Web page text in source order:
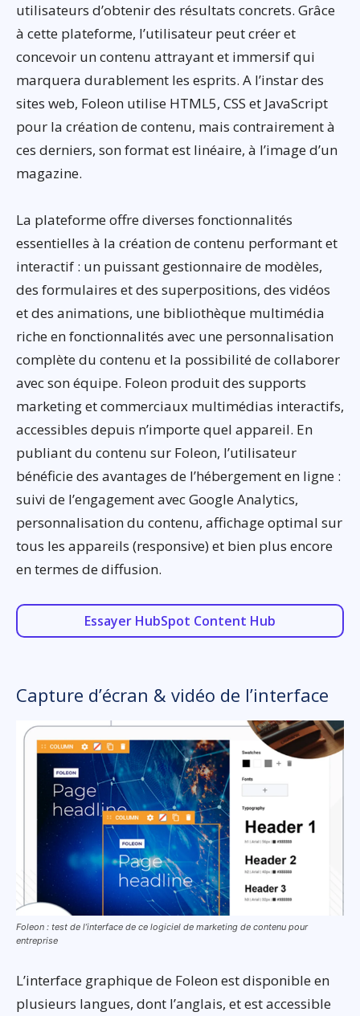
utilisateurs d’obtenir des résultats concrets. Grâce
à cette plateforme, l’utilisateur peut créer et
concevoir un contenu attrayant et immersif qui
marquera durablement les esprits. A l’instar des
sites web, Foleon utilise HTML5, CSS et JavaScript
pour la création de contenu, mais contrairement à
ces derniers, son format est linéaire, à l’image d’un
magazine.
La plateforme offre diverses fonctionnalités
essentielles à la création de contenu performant et
interactif : un puissant gestionnaire de modèles,
des formulaires et des superpositions, des vidéos
et des animations, une bibliothèque multimédia
riche en fonctionnalités avec une personnalisation
complète du contenu et la possibilité de collaborer
avec son équipe. Foleon produit des supports
marketing et commerciaux multimédias interactifs,
accessibles depuis n’importe quel appareil. En
publiant du contenu sur Foleon, l’utilisateur
bénéficie des avantages de l’hébergement en ligne :
suivi de l’engagement avec Google Analytics,
personnalisation du contenu, affichage optimal sur
tous les appareils (responsive) et bien plus encore
en termes de diffusion.
Essayer HubSpot Content Hub
Capture d’écran & vidéo de l’interface
Foleon : test de l’interface de ce logiciel de marketing de contenu pour
entreprise
L’interface graphique de Foleon est disponible en
plusieurs langues, dont l’anglais, et est accessible